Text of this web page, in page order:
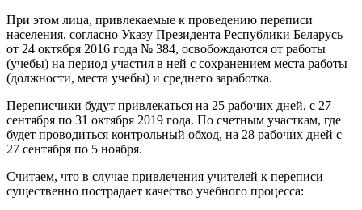
При этом лица, привлекаемые к проведению переписи
населения, согласно Указу Президента Республики Беларусь
от 24 октября 2016 года № 384, освобождаются от работы
(учебы) на период участия в ней с сохранением места работы
(должности, места учебы) и среднего заработка.
Переписчики будут привлекаться на 25 рабочих дней, с 27
сентября по 31 октября 2019 года. По счетным участкам, где
будет проводиться контрольный обход, на 28 рабочих дней с
27 сентября по 5 ноября.
Считаем, что в случае привлечения учителей к переписи
существенно пострадает качество учебного процесса: